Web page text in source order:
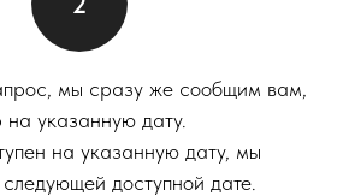
мы сразу же сообщим вам,
на указанную дату.
на указанную дату, мы
доступной дате.